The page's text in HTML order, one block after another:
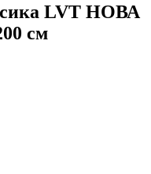
LVT НОВА
см